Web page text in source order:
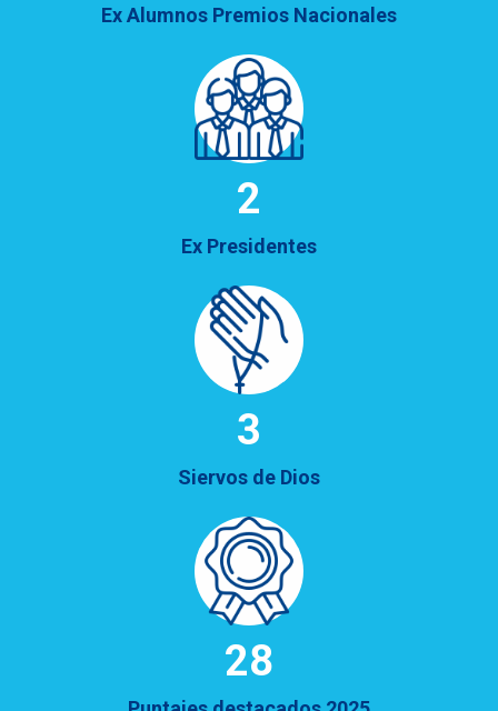
Ex Alumnos Premios Nacionales
2
Ex Presidentes
3
Siervos de Dios
32